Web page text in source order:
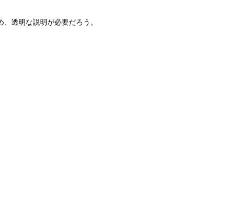
透明な説明が必要だろう。